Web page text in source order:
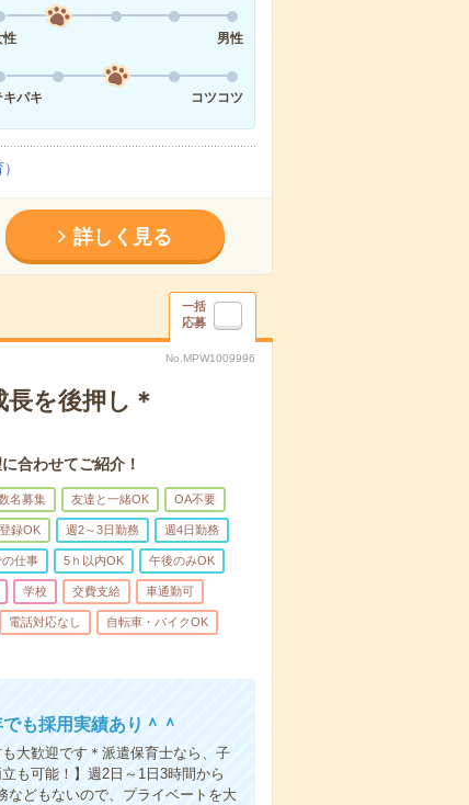
性
男性
キパキ
コツコツ
詳しく見る
一括
応募
No.MPW1009996
長を後押し＊
合わせてご紹介！
名募集 友達と一緒OK OA不要
録OK 週2～3日勤務 週4日勤務
仕事 5ｈ以内OK 午後のみOK
学校 交費支給 車通勤可
電話対応なし 自転車・バイクOK
も採用実績あり＾＾
大歓迎です＊派遣保育士なら、子
も可能！】週2日～1日3時間から
などもないので、プライベートを大